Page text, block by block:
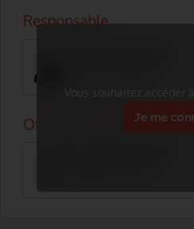
Vous souhaitez accéder
Je me